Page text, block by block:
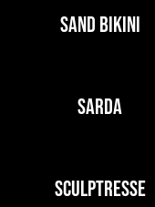
SAND BIKINI
SARDA
SCULPTRESSE